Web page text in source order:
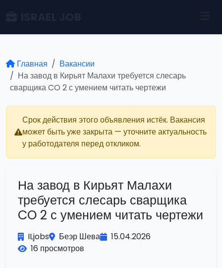
Главная
Вакансии
На завод в Кирьят Малахи требуется слесарь
сварщика CO 2 с умением читать чертежи
Срок действия этого объявления истёк. Вакансия
может быть уже закрыта — уточните актуальность
у работодателя перед откликом.
На завод в Кирьят Малахи
требуется слесарь сварщика
CO 2 с умением читать чертежи
ILjobs Беэр Шева
15.04.2026
16 просмотров